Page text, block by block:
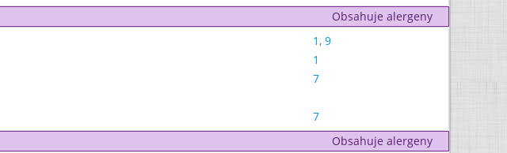
Obsahuje alergeny
1, 9
1
7
7
Obsahuje alergeny